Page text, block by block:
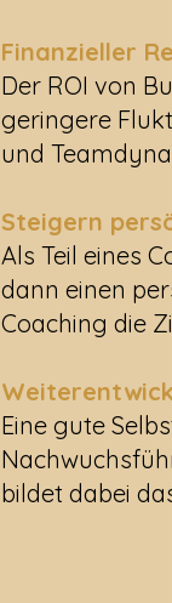
Finanzieller
Der ROI von
geringere
und
Steigern
Als Teil eines
dann einen
Coaching die
Eine gute
bildet dabei